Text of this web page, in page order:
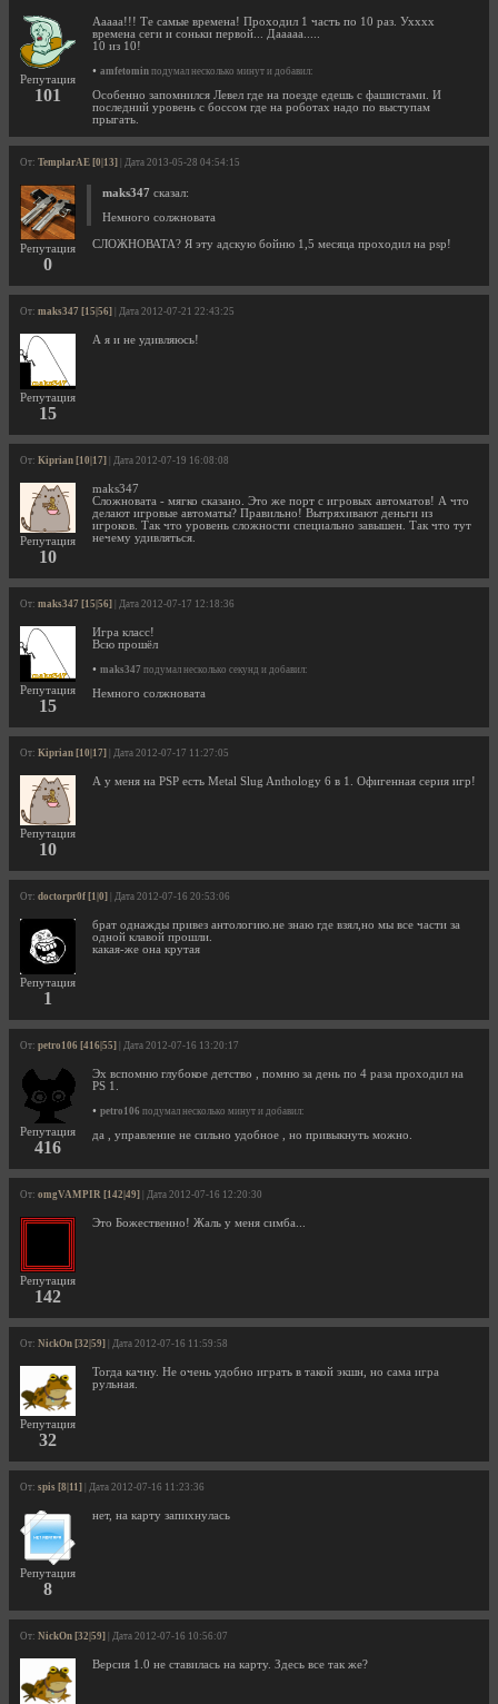
Репутация
101
Ааааа!!! Те самые времена! Проходил 1 часть по 10 раз. Ухххх
времена сеги и соньки первой... Дааааа.....
10 из 10!
• amfetomin подумал несколько минут и добавил:
Особенно запомнился Левел где на поезде едешь с фашистами. И
последний уровень с боссом где на роботах надо по выступам
прыгать.
От: TemplarAE [0|13] | Дата 2013-05-28 04:54:15
Репутация
0
maks347 сказал:
Немного солжновата
СЛОЖНОВАТА? Я эту адскую бойню 1,5 месяца проходил на psp!
От: maks347 [15|56] | Дата 2012-07-21 22:43:25
Репутация
15
А я и не удивляюсь!
От: Kiprian [10|17] | Дата 2012-07-19 16:08:08
Репутация
10
maks347
Сложновата - мягко сказано. Это же порт с игровых автоматов! А что
делают игровые автоматы? Правильно! Вытряхивают деньги из
игроков. Так что уровень сложности специально завышен. Так что тут
нечему удивляться.
От: maks347 [15|56] | Дата 2012-07-17 12:18:36
Репутация
15
Игра класс!
Всю прошёл
• maks347 подумал несколько секунд и добавил:
Немного солжновата
От: Kiprian [10|17] | Дата 2012-07-17 11:27:05
Репутация
10
А у меня на PSP есть Metal Slug Anthology 6 в 1. Офигенная серия игр!
От: doctorpr0f [1|0] | Дата 2012-07-16 20:53:06
Репутация
1
брат однажды привез антологию.не знаю где взял,но мы все части за
одной клавой прошли.
какая-же она крутая
От: petro106 [416|55] | Дата 2012-07-16 13:20:17
Репутация
416
Эх вспомню глубокое детство , помню за день по 4 раза проходил на
PS 1.
• petro106 подумал несколько минут и добавил:
да , управление не сильно удобное , но привыкнуть можно.
От: omgVAMPIR [142|49] | Дата 2012-07-16 12:20:30
Репутация
142
Это Божественно! Жаль у меня симба...
От: NickOn [32|59] | Дата 2012-07-16 11:59:58
Репутация
32
Тогда качну. Не очень удобно играть в такой экшн, но сама игра
рульная.
От: spis [8|11] | Дата 2012-07-16 11:23:36
Репутация
8
нет, на карту запихнулась
От: NickOn [32|59] | Дата 2012-07-16 10:56:07
Версия 1.0 не ставилась на карту. Здесь все так же?